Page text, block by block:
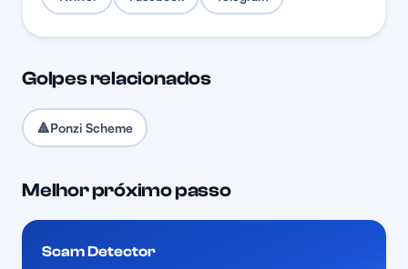
Golpes relacionados
🔺Ponzi Scheme
Melhor próximo passo
Scam Detector